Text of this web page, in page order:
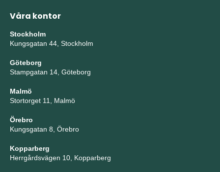
Våra kontor
Stockholm
Kungsgatan 44, Stockholm
Göteborg
Stampgatan 14, Göteborg
Malmö
Stortorget 11, Malmö
Örebro
Kungsgatan 8, Örebro
Kopparberg
Herrgårdsvägen 10, Kopparberg